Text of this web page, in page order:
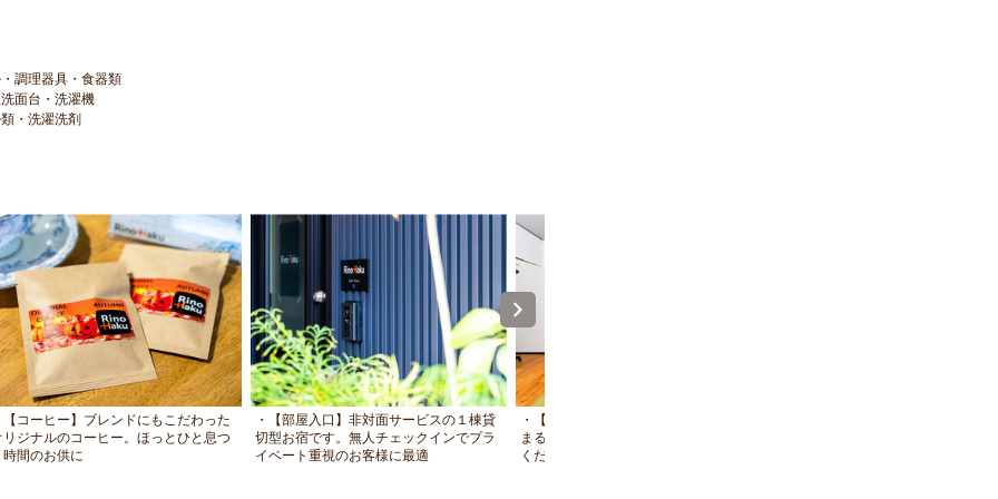
調理器具・食器類
面台・洗濯機
・洗濯洗剤
【コーヒー】ブレンドにもこだわった
リジナルのコーヒー。ほっとひと息つ
時間のお供に
・【部屋入口】非対面サービスの１棟貸
切型お宿です。無人チェックインでプラ
イベート重視のお客様に最適
・【ベッドルーム】開放的な空間の中、
まるで我が家にいるように快適にお過ご
ください